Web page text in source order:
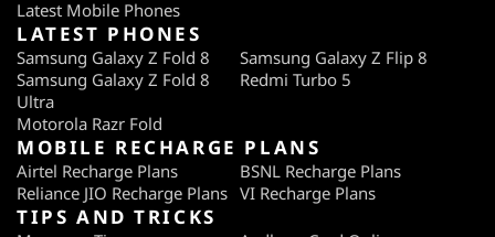
Latest Mobile Phones
LATEST PHONES
Samsung Galaxy Z Fold 8
Samsung Galaxy Z Flip 8
Samsung Galaxy Z Fold 8
Ultra
Redmi Turbo 5
Motorola Razr Fold
MOBILE RECHARGE PLANS
Airtel Recharge Plans
BSNL Recharge Plans
Reliance JIO Recharge Plans VI Recharge Plans
TIPS AND TRICKS